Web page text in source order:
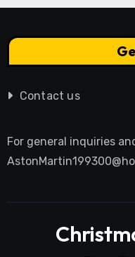
Contact us
For general inquiries